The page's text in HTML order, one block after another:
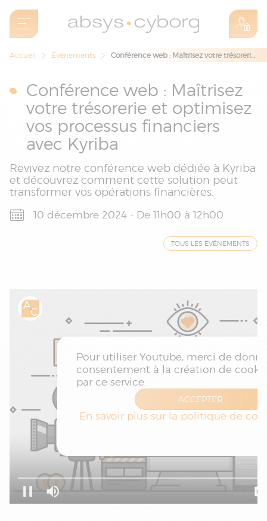
Accueil Événements Conférence web : Maîtrisez votre trésorerie et optimisez vos processus financiers avec Kyriba
Conférence web : Maîtrisez
votre trésorerie et optimisez
vos processus financiers
avec Kyriba
Revivez notre conférence web dédiée à Kyriba
et découvrez comment cette solution peut
transformer vos opérations financières.
10 décembre 2024 - De 11h00 à 12h00
TOUS LES ÉVÉNEMENTS